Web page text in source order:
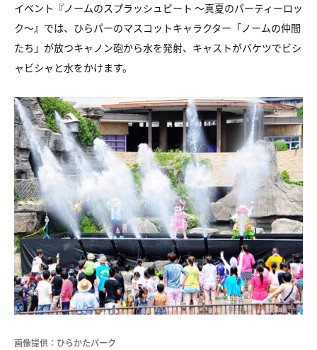
イベント『ノームのスプラッシュビート 〜真夏のパーティーロッ
ク〜』では、ひらパーのマスコットキャラクター「ノームの仲間
たち」が放つキャノン砲から水を発射、キャストがバケツでビシ
ャビシャと水をかけます。
画像提供：ひらかたパーク